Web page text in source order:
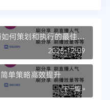
何策划和执行的最佳实
2025-12-09
单策略高效提升
下一篇 »